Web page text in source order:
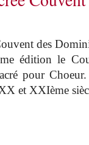
des
édition le
pour
et XXIème